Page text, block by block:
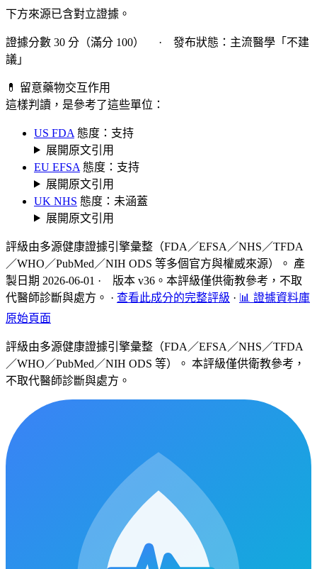
下方來源已含對立證據。
證據分數 30 分（滿分 100） · 發布狀態：主流醫學「不建
議」
💊 留意藥物交互作用
這樣判讀，是參考了這些單位：
US FDA 態度：支持
展開原文引用
EU EFSA 態度：支持
展開原文引用
UK NHS 態度：未涵蓋
展開原文引用
評級由多源健康證據引擎彙整（FDA／EFSA／NHS／TFDA
／WHO／PubMed／NIH ODS 等多個官方與權威來源）。 產
製日期 2026-06-01 · 版本 v36。本評級僅供衛教參考，不取
代醫師診斷與處方。 · 查看此成分的完整評級 · 📊 證據資料庫
原始頁面
評級由多源健康證據引擎彙整（FDA／EFSA／NHS／TFDA
／WHO／PubMed／NIH ODS 等）。 本評級僅供衛教參考，
不取代醫師診斷與處方。